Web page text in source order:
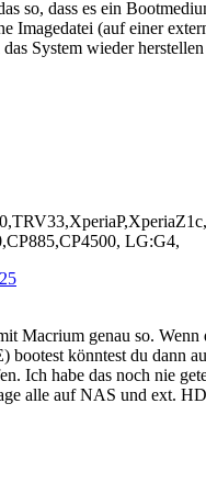
so, dass es ein
Imagedatei (auf einer
System wieder
LG:G4,
Macrium genau so. Wenn
bootest könntest du dann
Ich habe das noch nie
alle auf NAS und ext.